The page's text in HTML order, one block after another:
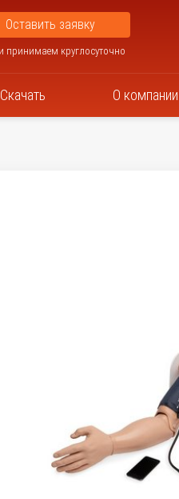
Оставить заявку
принимаем круглосуточно
Скачать О компании